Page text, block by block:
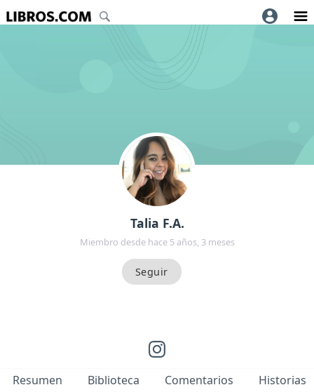
Talia F.A.
Miembro desde hace 5 años, 3 meses
Resumen Biblioteca Comentarios Historias